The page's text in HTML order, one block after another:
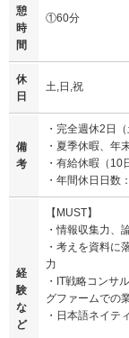
憩
時
間
①60分
休
日
土,日,祝
備
考
・完全週休2日
・夏季休暇、年
・有給休暇（10
・年間休日日数
経
験
な
ど
【MUST】
・情報収集力、
・考えを資料に
力
・IT戦略コンサ
グファームでの
・日本語ネイテ